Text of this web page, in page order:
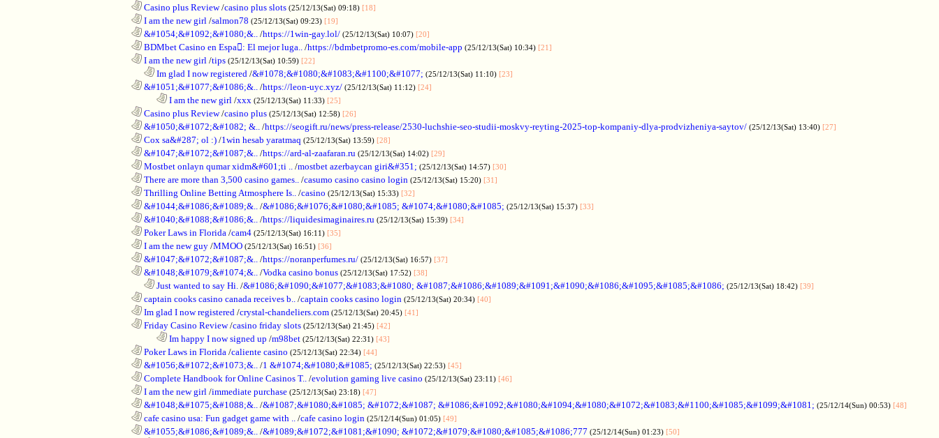
Casino plus Review/casino plus slots (25/12/13(Sat) 09:18) [18]
I am the new girl /salmon78 (25/12/13(Sat) 09:23) [19]
&#1054;&#1092;&#1080;&.. /https://1win-gay.lol/ (25/12/13(Sat) 10:07) [20]
BDMbet Casino en Espa: El mejor luga.. /https://bdmbetpromo-es.com/mobile-app (25/12/13(Sat) 10:34) [21]
I am the new girl /tips (25/12/13(Sat) 10:59) [22]
Im glad I now registered /&#1078;&#1080;&#1083;&#1100;&#1077; (25/12/13(Sat) 11:10) [23]
&#1051;&#1077;&#1086;&.. /https://leon-uyc.xyz/ (25/12/13(Sat) 11:12) [24]
I am the new girl /xxx (25/12/13(Sat) 11:33) [25]
Casino plus Review/casino plus (25/12/13(Sat) 12:58) [26]
&#1050;&#1072;&#1082; &.. /https://seogift.ru/news/press-release/2530-luchshie-seo-studii-moskvy-reyting-2025-top-kompaniy-dlya-prodvizheniya-saytov/ (25/12/13(Sat) 13:40) [27]
Cox sa&#287; ol :) /1win hesab yaratmaq (25/12/13(Sat) 13:59) [28]
&#1047;&#1072;&#1087;&.. /https://ard-al-zaafaran.ru (25/12/13(Sat) 14:02) [29]
Mostbet onlayn qumar xidm&#601;ti .. /mostbet azerbaycan giri&#351; (25/12/13(Sat) 14:57) [30]
There are more than 3,500 casino games.. /casumo casino casino login (25/12/13(Sat) 15:20) [31]
Thrilling Online Betting Atmosphere Is.. /casino (25/12/13(Sat) 15:33) [32]
&#1044;&#1086;&#1089;&.. /&#1086;&#1076;&#1080;&#1085; &#1074;&#1080;&#1085; (25/12/13(Sat) 15:37) [33]
&#1040;&#1088;&#1086;&.. /https://liquidesimaginaires.ru (25/12/13(Sat) 15:39) [34]
Poker Laws in Florida /cam4 (25/12/13(Sat) 16:11) [35]
I am the new guy /MMOO (25/12/13(Sat) 16:51) [36]
&#1047;&#1072;&#1087;&.. /https://noranperfumes.ru/ (25/12/13(Sat) 16:57) [37]
&#1048;&#1079;&#1074;&.. /Vodka casino bonus (25/12/13(Sat) 17:52) [38]
Just wanted to say Hi. /&#1086;&#1090;&#1077;&#1083;&#1080; &#1087;&#1086;&#1089;&#1091;&#1090;&#1086;&#1095;&#1085;&#1086; (25/12/13(Sat) 18:42) [39]
captain cooks casino canada receives b.. /captain cooks casino login (25/12/13(Sat) 20:34) [40]
Im glad I now registered /crystal-chandeliers.com (25/12/13(Sat) 20:45) [41]
Friday Casino Review/casino friday slots (25/12/13(Sat) 21:45) [42]
Im happy I now signed up /m98bet (25/12/13(Sat) 22:31) [43]
Poker Laws in Florida /caliente casino (25/12/13(Sat) 22:34) [44]
&#1056;&#1072;&#1073;&.. /1 &#1074;&#1080;&#1085; (25/12/13(Sat) 22:53) [45]
Complete Handbook for Online Casinos T.. /evolution gaming live casino (25/12/13(Sat) 23:11) [46]
I am the new girl /immediate purchase (25/12/13(Sat) 23:18) [47]
&#1048;&#1075;&#1088;&.. /&#1087;&#1080;&#1085; &#1072;&#1087; &#1086;&#1092;&#1080;&#1094;&#1080;&#1072;&#1083;&#1100;&#1085;&#1099;&#1081; (25/12/14(Sun) 00:53) [48]
cafe casino usa: Fun gadget game with .. /cafe casino login (25/12/14(Sun) 01:05) [49]
&#1055;&#1086;&#1089;&.. /&#1089;&#1072;&#1081;&#1090; &#1072;&#1079;&#1080;&#1085;&#1086;777 (25/12/14(Sun) 01:23) [50]